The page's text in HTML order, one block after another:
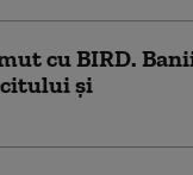
cu BIRD.
și